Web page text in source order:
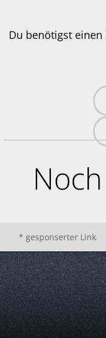
Du benötigst
* gesponserter Link